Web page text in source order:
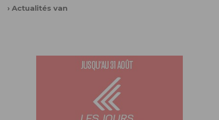
› Actualités van